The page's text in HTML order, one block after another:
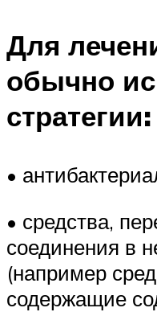
Для
обычно
стратегии:
•
• средства,
соединения в
(например
содержащие